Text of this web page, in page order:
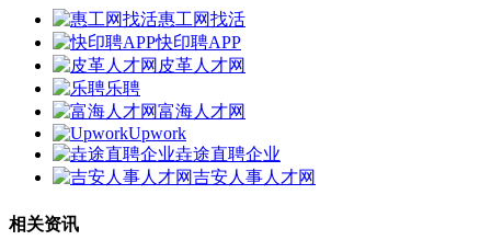
惠工网找活
快印聘APP
皮革人才网
乐聘
富海人才网
Upwork
垚途直聘企业
吉安人事人才网
相关资讯